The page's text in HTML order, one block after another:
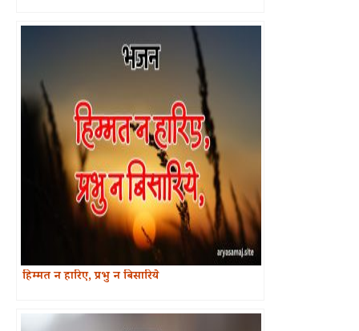
हिम्मत न हारिए, प्रभु न बिसारिये